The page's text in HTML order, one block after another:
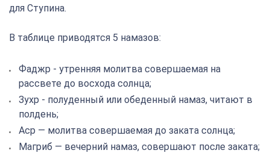
для Ступина.
В таблице приводятся 5 намазов:
Фаджр - утренняя молитва совершаемая на
рассвете до восхода солнца;
Зухр - полуденный или обеденный намаз, читают в
полдень;
Аср — молитва совершаемая до заката солнца;
Магриб — вечерний намаз, совершают после заката;